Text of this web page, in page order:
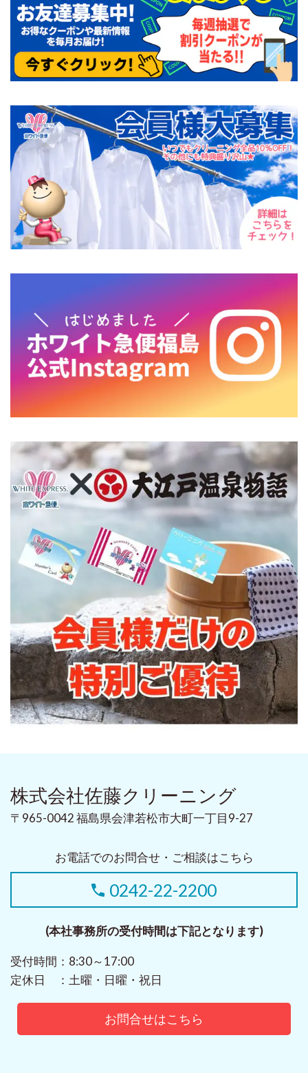
株式会社佐藤クリーニング
〒965-0042 福島県会津若松市大町一丁目9-27
お電話でのお問合せ・ご相談はこちら
0242-22-2200
(本社事務所の受付時間は下記となります)
受付時間：8:30～17:00
定休日 ：土曜・日曜・祝日
お問合せはこちら